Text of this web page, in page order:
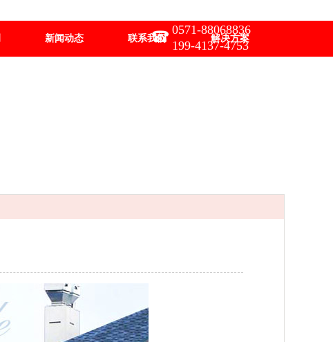
0571-88068836
199-4137-4753
新闻动态 联系我们 解决方案